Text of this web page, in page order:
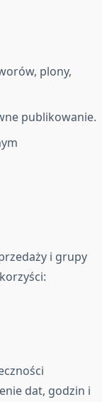
plony,
publikowanie.
i grupy
dat, godzin i